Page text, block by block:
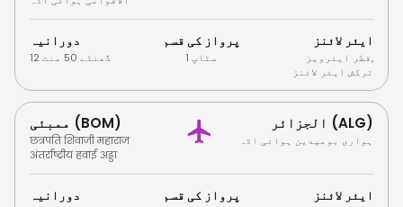
دورانیہ
12 گھنٹے 50 منٹ
پرواز کی قسم
1 سٹاپ
ایئر لائنز
قطر ایئرویز,
ترکش ایئر لائنز
ممبئی (BOM)
छत्रपति शिवाजी महाराज
अंतर्राष्ट्रीय हवाई अड्डा
الجزائر (ALG)
ہواری بومیدین ہوائی اڈہ
دورانیہ پرواز کی قسم ایئر لائنز